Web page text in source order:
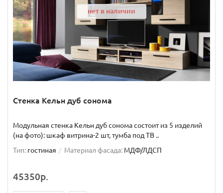
нет в наличии
Стенка Кельн дуб сонома
Модульная стенка Кельн дуб сонома состоит из 5 изделий
(на фото): шкаф витрина-2 шт, тумба под ТВ ..
Тип: гостиная Материал фасада: МДФ/ЛДСП
45350р.